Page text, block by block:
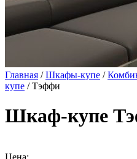
Главная /Шкафы-купе /
купе / Тэффи
Шкаф-купе
Цена: